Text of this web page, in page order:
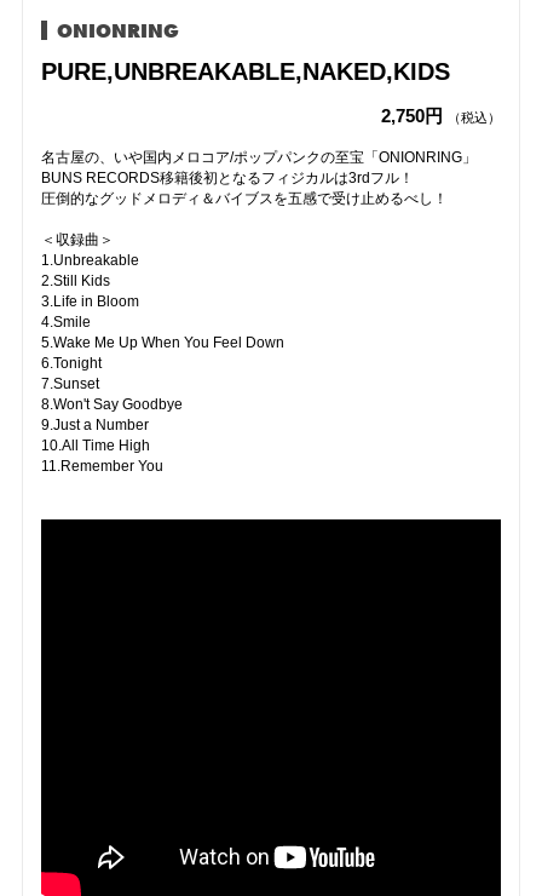
ONIONRING
PURE,UNBREAKABLE,NAKED,KIDS
2,750円 （税込）
名古屋の、いや国内メロコア/ポップパンクの至宝「ONIONRING」
BUNS RECORDS移籍後初となるフィジカルは3rdフル！
圧倒的なグッドメロディ＆バイブスを五感で受け止めるべし！
＜収録曲＞
1.Unbreakable
2.Still Kids
3.Life in Bloom
4.Smile
5.Wake Me Up When You Feel Down
6.Tonight
7.Sunset
8.Won't Say Goodbye
9.Just a Number
10.All Time High
11.Remember You